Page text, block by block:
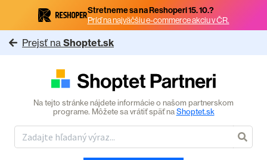
Stretneme sa na Reshoperi 15. 10.?
Príď na najväčšiu e-commerce akciu v ČR.
Prejsť na Shoptet.sk
Na tejto stránke nájdete informácie o našom partnerskom
programe. Môžete sa vrátiť späť naShoptet.sk